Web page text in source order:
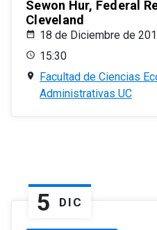
Sewon Hur, Federal
Cleveland
18 de Diciembre de
15:30
Facultad de Ciencias
Administrativas UC
5 DIC